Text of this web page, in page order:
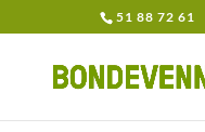
51 88 72 61